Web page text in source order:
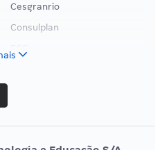
Cesgranrio
Consulplan